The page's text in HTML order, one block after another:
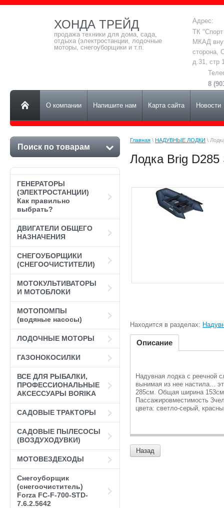
ХОНДА ТРЕЙД
продажа техники для дома, сада,
отдыха (электростанции, лодочные
моторы, снегоуборщики и т.п.
Адрес:
ТК
МКАД
сторона,
д.31, стр
8
О компании Напишите нам Карта сайта Новости
Поиск по товарам
ГЕНЕРАТОРЫ
(ЭЛЕКТРОСТАНЦИИ)
Как правильно
выбрать?
ДВИГАТЕЛИ ОБЩЕГО
НАЗНАЧЕНИЯ
СНЕГОУБОРЩИКИ
(СНЕГООЧИСТИТЕЛИ)
МОТОКУЛЬТИВАТОРЫ
И МОТОБЛОКИ
МОТОПОМПЫ
(водяные насосы)
ЛОДОЧНЫЕ МОТОРЫ
ГАЗОНОКОСИЛКИ
ВСЕ ДЛЯ РЫБАЛКИ,
ПРОФЕССИОНАЛЬНЫЕ
АКСЕССУАРЫ BORIKA
САДОВЫЕ ТРАКТОРЫ
САДОВЫЕ ПЫЛЕСОСЫ
(ВОЗДУХОДУВКИ)
МОТОВЕЗДЕХОДЫ
Снегоуборщик
(снегоочиститель)
Forza FC-F-700-STD-
7.6.2.5642
Главная \ НАДУВНЫЕ ЛОДКИ \
Лодка Brig D285
Находится в разделах:
Описание
Надувная лодка с реечной
вынимая из нее настила...
285см. Общая ширина
Пассажировместимость
цвета: светло-серый,
Назад